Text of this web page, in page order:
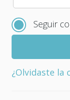
contraseña
para
cuenta;
debe
Seguir
¿Olvidaste la